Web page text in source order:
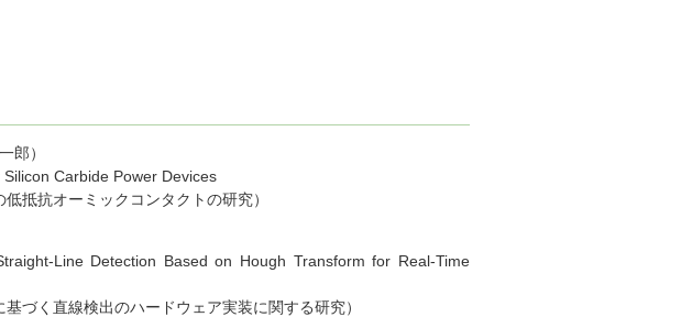
郎）
Carbide Power Devices
抵抗オーミックコンタクトの研究）
Line Detection Based on Hough Transform for Real-Time
づく直線検出のハードウェア実装に関する研究）